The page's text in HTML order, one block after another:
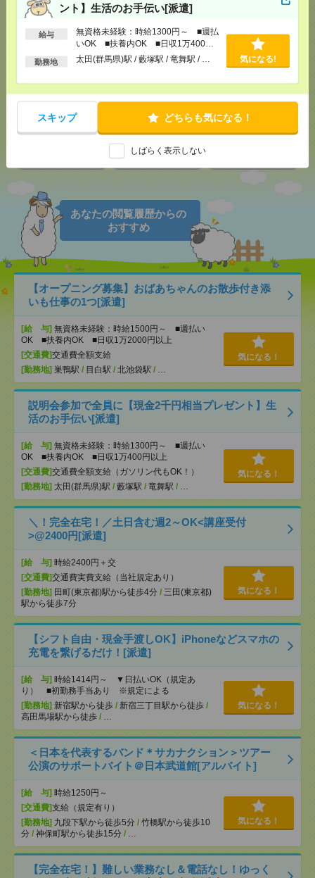
ント】生活のお手伝い[派遣]
給与
無資格未経験：時給1300円～ ■週払
いOK ■扶養内OK ■日収1万400円
以上
勤務地 太田(群馬県)駅 / 藪塚駅 / 竜舞駅 / … 気になる!
スキップ どちらも気になる！
しばらく表示しない
応募ページへ
気になる！
メール LINE で送る
あなたの閲覧履歴からの
おすすめ
【オープニング募集】おばあちゃんのお散歩付き添
いも仕事の1つ[派遣]
[給 与] 無資格未経験：時給1500円～ ■週払い
OK ■扶養内OK ■日収1万2000円以上
[交通費]交通費全額支給
[勤務地] 巣鴨駅 / 目白駅 / 北池袋駅 / …
気になる！
説明会参加で全員に【現金2千円相当プレゼント】生
活のお手伝い[派遣]
[給 与] 無資格未経験：時給1300円～ ■週払い
OK ■扶養内OK ■日収1万400円以上
[交通費]交通費全額支給（ガソリン代もOK！）
[勤務地] 太田(群馬県)駅 / 藪塚駅 / 竜舞駅 / …
気になる！
＼！完全在宅！／土日含む週2～OK<講座受付
>@2400円[派遣]
[給 与] 時給2400円＋交
[交通費]交通費実費支給（当社規定あり）
[勤務地] 田町(東京都)駅から徒歩4分 / 三田(東京都)
駅から徒歩7分
気になる！
【シフト自由・現金手渡しOK】iPhoneなどスマホの
充電を繋げるだけ！[派遣]
[給 与] 時給1414円～ ▼日払いOK（規定あ
り） ■初勤務手当あり ※規定による
[勤務地] 新宿駅から徒歩 / 新宿三丁目駅から徒歩 /
高田馬場駅から徒歩 / …
気になる！
＜日本を代表するバンド＊サカナクション＞ツアー
公演のサポートバイト＠日本武道館[アルバイト]
[給 与] 時給1250円～
[交通費]支給（規定有り）
[勤務地] 九段下駅から徒歩5分 / 竹橋駅から徒歩10
分 / 神保町駅から徒歩15分 / …
気になる！
【完全在宅！】難しい業務なし＆電話なし！ゆっく